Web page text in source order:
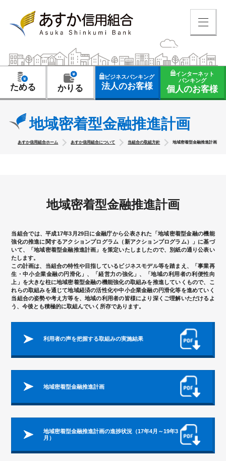
ためる かりる
ビジネスバンキング
法人のお客様
インターネット
バンキング
個人のお客様
地域密着型金融推進計画
あすか信用組合ホーム あすか信用組合について 当組合の取組方針 地域密着型金融推進計画
地域密着型金融推進計画
当組合では、平成17年3月29日に金融庁から公表された「地域密着型金融の機能
強化の推進に関するアクションプログラム（新アクションプログラム）」に基づ
いて、「地域密着型金融推進計画」を策定いたしましたので、別紙の通り公表い
たします。
この計画は、当組合の特性や目指しているビジネスモデル等を踏まえ、「事業再
生・中小企業金融の円滑化」、「経営力の強化」、「地域の利用者の利便性向
上」を大きな柱に地域密着型金融の機能強化の取組みを推進していくもので、こ
れらの取組みを通じて地域経済の活性化や中小企業金融の円滑化等を進めていく
当組合の姿勢や考え方等を、地域の利用者の皆様により深くご理解いただけるよ
う、今後とも積極的に取組んでいく所存であります。
利用者の声を把握する取組みの実施結果
地域密着型金融推進計画
地域密着型金融推進計画の進捗状況（17年4月～19年3
月）